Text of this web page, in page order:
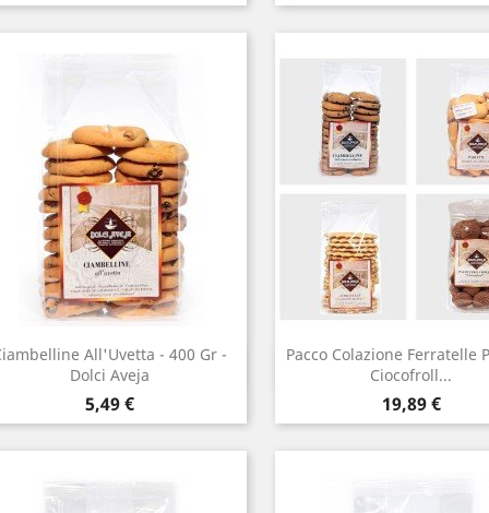
All'Uvetta - 400 Gr -
Dolci Aveja
Prezzo
5,49 €
Anteprima
Pacco Colazione Ferratelle
Ciocofroll...
Prezzo
19,89 €
Anteprima